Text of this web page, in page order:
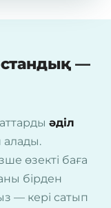
—
әділ
алады.
өзекті баға
бірден
— кері сатып